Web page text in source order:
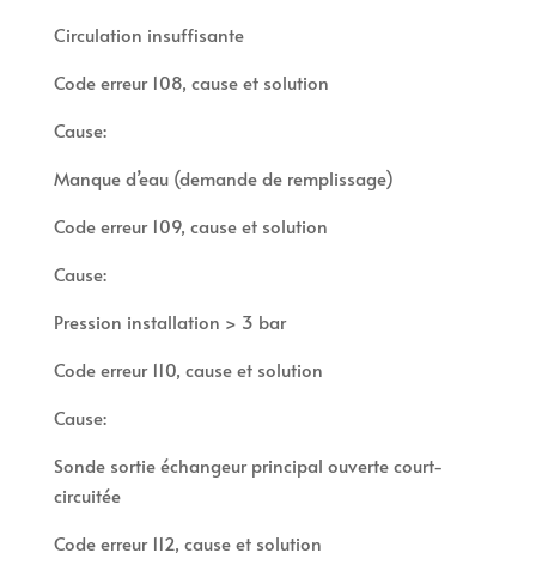
Circulation insuffisante
Code erreur 108, cause et solution
Cause:
Manque d’eau (demande de remplissage)
Code erreur 109, cause et solution
Cause:
Pression installation > 3 bar
Code erreur 110, cause et solution
Cause:
Sonde sortie échangeur principal ouverte court-
circuitée
Code erreur 112, cause et solution